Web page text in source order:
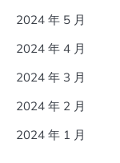
2024 年 5 月
2024 年 4 月
2024 年 3 月
2024 年 2 月
2024 年 1 月